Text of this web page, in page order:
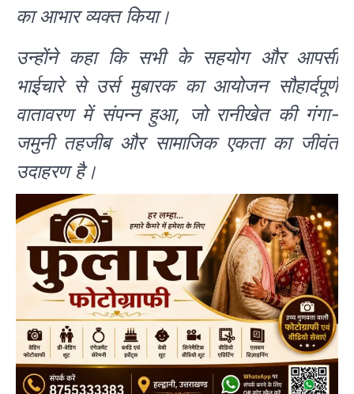
का आभार व्यक्त किया।
उन्होंने कहा कि सभी के सहयोग और आपसी
भाईचारे से उर्स मुबारक का आयोजन सौहार्दपूर्ण
वातावरण में संपन्न हुआ, जो रानीखेत की गंगा-
जमुनी तहजीब और सामाजिक एकता का जीवंत
उदाहरण है।